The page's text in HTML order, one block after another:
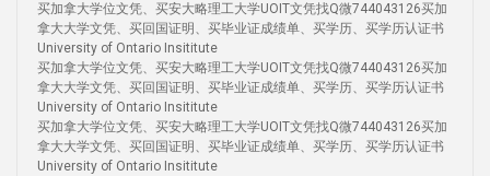
买加拿大学位文凭、买安大略理工大学UOIT文凭找Q微744043126买加
拿大大学文凭、买回国证明、买毕业证成绩单、买学历、买学历认证书
University of Ontario Insititute
买加拿大学位文凭、买安大略理工大学UOIT文凭找Q微744043126买加
拿大大学文凭、买回国证明、买毕业证成绩单、买学历、买学历认证书
University of Ontario Insititute
买加拿大学位文凭、买安大略理工大学UOIT文凭找Q微744043126买加
拿大大学文凭、买回国证明、买毕业证成绩单、买学历、买学历认证书
University of Ontario Insititute